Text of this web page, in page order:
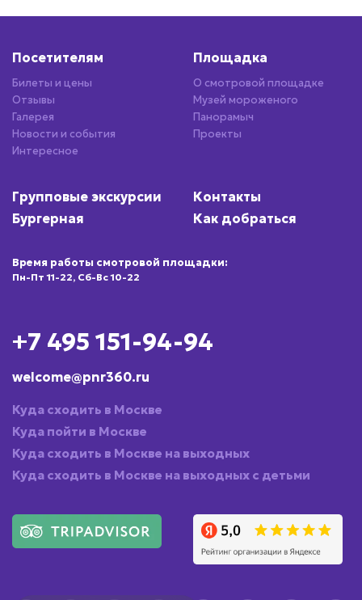
Посетителям
Билеты и цены
Отзывы
Галерея
Новости и события
Интересное
Площадка
О смотровой площадке
Музей мороженого
Панорамыч
Проекты
Групповые экскурсии
Бургерная
Контакты
Как добраться
Время работы смотровой площадки:
Пн-Пт 11-22, Сб-Вс 10-22
+7 495 151-94-94
welcome@pnr360.ru
Куда сходить в Москве
Куда пойти в Москве
Куда сходить в Москве на выходных
Куда сходить в Москве на выходных с детьми